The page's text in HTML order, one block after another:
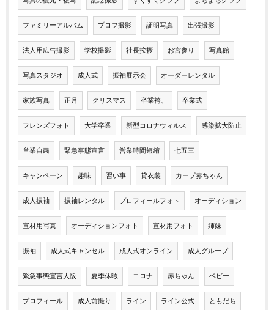
ファミリーアルバム プロフ撮影 証明写真 出張撮影
法人用広告撮影 学校撮影 社長挨拶 お宮参り 写真館
写真スタジオ 成人式 振袖展示会 オーダーレンタル
家族写真 正月 クリスマス 卒業袴、 卒業式
フレンズフォト 大学卒業 新型コロナウィルス 感染拡大防止
営業自粛 緊急事態宣言 営業時間短縮 七五三
キャンペーン 趣味 習い事 貸衣装 カープ赤ちゃん
成人振袖 振袖レンタル プロフィールフォト オーディション
宣材用写真 オーディションフォト 宣材用フォト 姉妹
振袖 成人式キャンセル 成人式オンライン 成人グループ
緊急事態宣言大阪 夏季休暇 コロナ 赤ちゃん ベビー
プロフィール 成人前撮り ライン ライン公式 ともだち